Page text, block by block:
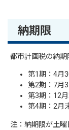
納期限
都市計画税の納期
第1期：4月
第2期：7月
第3期：12
第4期：2月
注：納期限が土